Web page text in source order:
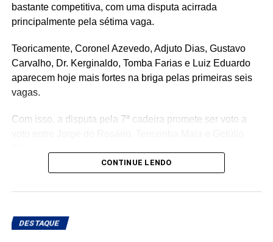
bastante competitiva, com uma disputa acirrada
principalmente pela sétima vaga.
Teoricamente, Coronel Azevedo, Adjuto Dias, Gustavo
Carvalho, Dr. Kerginaldo, Tomba Farias e Luiz Eduardo
aparecem hoje mais fortes na briga pelas primeiras seis
vagas.
Com isso, a disputa pela 7ª cadeira promete ser voto a
Os três possuem bases e estruturas eleitorais importantes
e chegam à reta da pré-campanha buscando garantir um
potencial para fazer sete cadeiras, a briga pela última
CONTINUE LENDO
DESTAQUE